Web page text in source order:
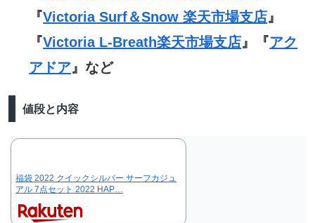
『Victoria Surf＆Snow 楽天市場支店』
『Victoria L-Breath楽天市場支店』『アク
アドア』など
値段と内容
福袋 2022 クイックシルバー サーフカジュ
アル 7点セット 2022 HAP…